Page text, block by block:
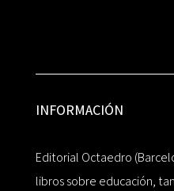
INFORMACIÓN
Editorial Octaedro
libros sobre educación,